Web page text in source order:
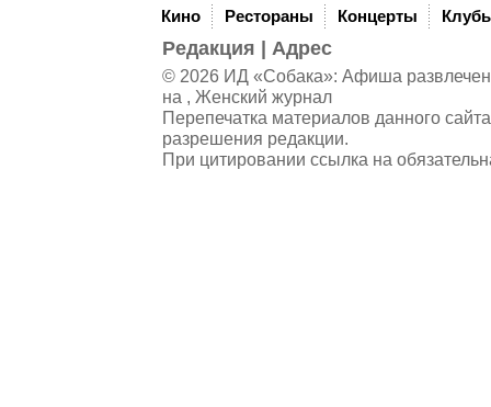
Кино Рестораны Концерты
Редакция Адрес
© 2026 ИД «Собака»: Афиша
на , Женский журнал
Перепечатка материалов данного
разрешения редакции.
При цитировании ссылка на